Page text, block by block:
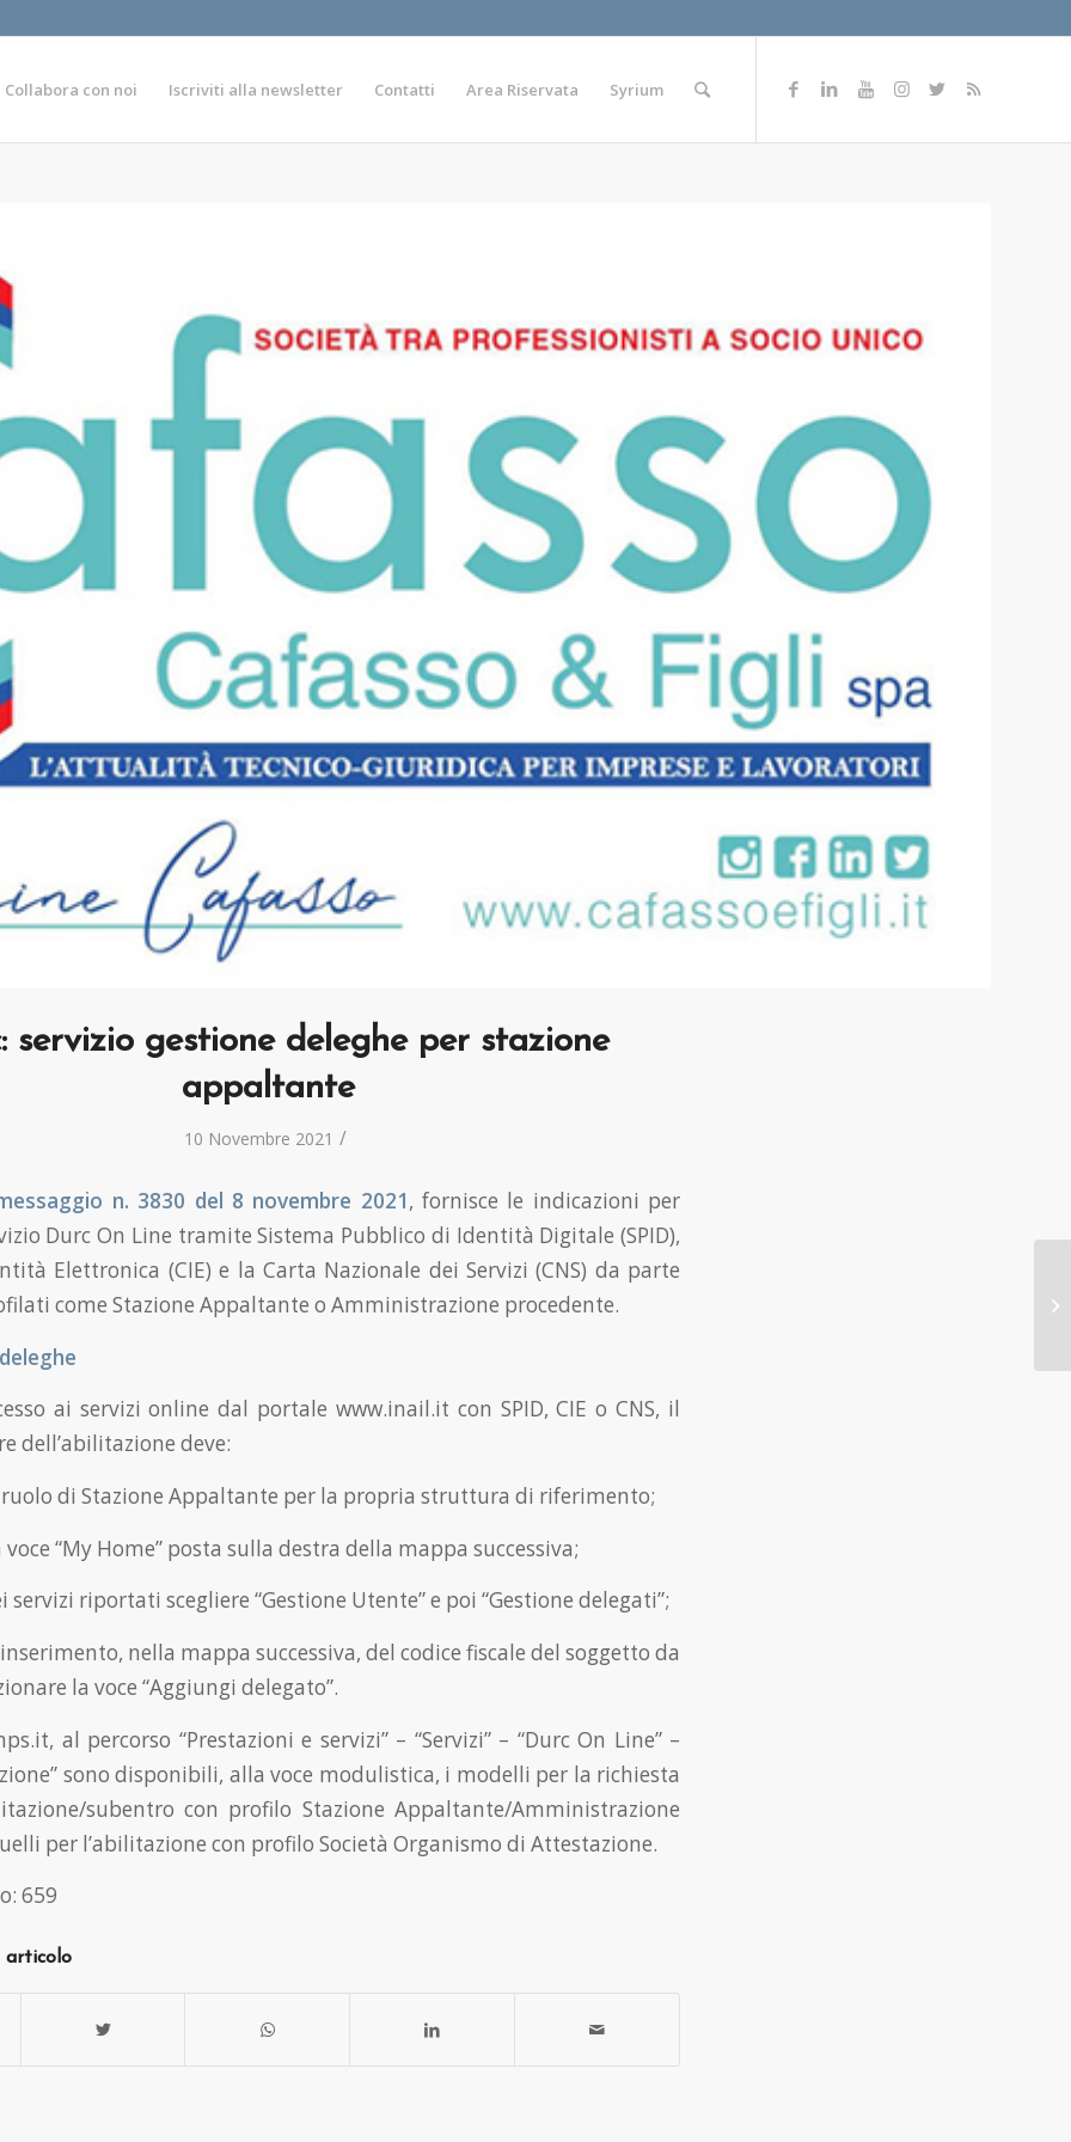
Collabora con noi Iscriviti alla newsletter Contatti Area Riservata Syrium
servizio gestione deleghe per stazione
appaltante
10 Novembre 2021 /
n. 3830 del 8 novembre 2021, fornisce le indicazioni per
Durc On Line tramite Sistema Pubblico di Identità Digitale (SPID),
Elettronica (CIE) e la Carta Nazionale dei Servizi (CNS) da parte
come Stazione Appaltante o Amministrazione procedente.
ai servizi online dal portale www.inail.it con SPID, CIE o CNS, il
dell’abilitazione deve:
ruolo di Stazione Appaltante per la propria struttura di riferimento;
voce “My Home” posta sulla destra della mappa successiva;
servizi riportati scegliere “Gestione Utente” e poi “Gestione delegati”;
nella mappa successiva, del codice fiscale del soggetto da
la voce “Aggiungi delegato”.
al percorso “Prestazioni e servizi” – “Servizi” – “Durc On Line” –
sono disponibili, alla voce modulistica, i modelli per la richiesta
subentro con profilo Stazione Appaltante/Amministrazione
per l’abilitazione con profilo Società Organismo di Attestazione.
659
articolo